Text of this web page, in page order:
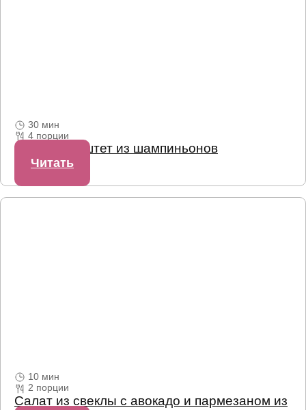
30 мин
4 порции
Грибной паштет из шампиньонов
Читать
10 мин
2 порции
Салат из свеклы с авокадо и пармезаном из